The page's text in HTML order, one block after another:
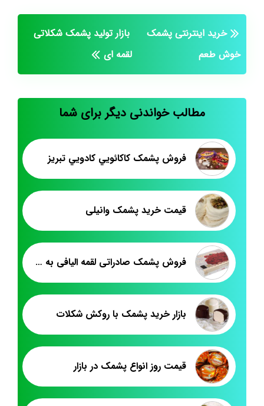
خرید اینترنتی پشمک
خوش طعم
بازار تولید پشمک شکلاتی
لقمه ای
مطالب خواندنی دیگر برای شما
فروش پشمک کاکائويي کادويي تبريز
قیمت خرید پشمک وانیلی
فروش پشمک صادراتی لقمه الیافی به دبی
بازار خرید پشمک با روکش شکلات
قیمت روز انواع پشمک در بازار